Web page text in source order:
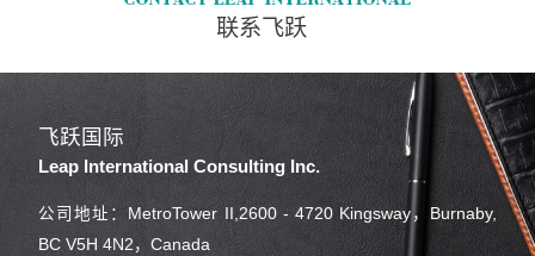
联系飞跃
飞跃国际
Leap International Consulting Inc.
公司地址：MetroTower II,2600 - 4720 Kingsway，Burnaby,
BC V5H 4N2，Canada